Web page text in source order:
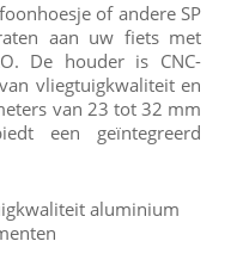
of andere SP
aan uw fiets met
De houder is CNC-
vliegtuigkwaliteit en
van 23 tot 32 mm
een geïntegreerd
aluminium